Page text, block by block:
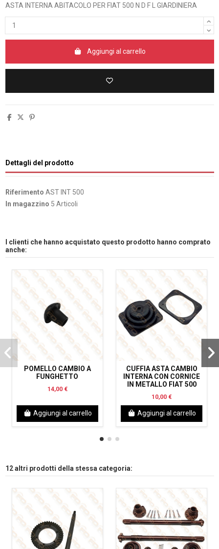
ASTA INTERNA ABITACOLO PER FIAT 500 N D F L GIARDINIERA
Aggiungi al carrello
Dettagli del prodotto
Riferimento AST INT 500
In magazzino 5 Articoli
I clienti che hanno acquistato questo prodotto hanno comprato
anche:
POMELLO CAMBIO A
FUNGHETTO
14,00 €
Aggiungi al carrello
CUFFIA ASTA CAMBIO
INTERNA CON CORNICE
IN METALLO FIAT 500
10,00 €
Aggiungi al carrello
12 altri prodotti della stessa categoria: